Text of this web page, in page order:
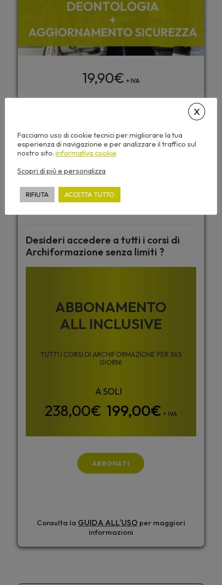
19,90€ + IVA
Questo seminario include:
Caricamento automatico dei CFP
Accesso da tutti i dispositivi
Attestato di partecipazione
Dispense corso e video sempre disponibili
Desideri accedere a tutti i corsi di
Archiformazione senza limiti ?
ABBONAMENTO
ALL INCLUSIVE
TUTTI I CORSI DI ARCHIFORMAZIONE PER 365
GIORNI
199,00€ + IVA
ABBONATI
Consulta la GUIDA ALL'USO per maggiori
informazioni
Facciamo uso di cookie tecnici per migliorare la tua
esperienza di navigazione e per analizzare il traffico sul
nostro sito. informativa cookie
Scopri di più e personalizza
RIFIUTA ACCETTA TUTTO